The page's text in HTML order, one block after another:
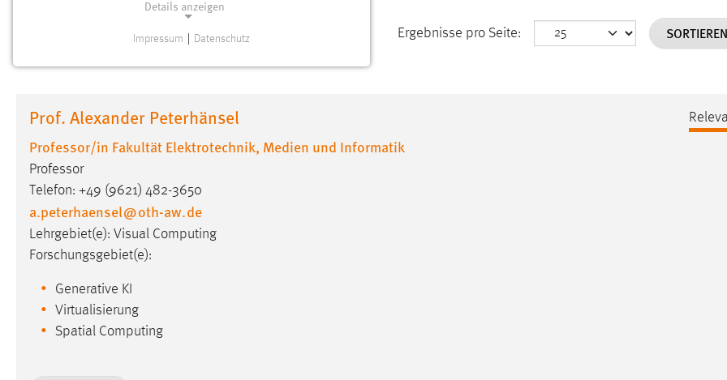
Ergebnisse pro Seite:
Prof. Alexander Peterhänsel
Professor/in Fakultät Elektrotechnik, Medien und Informatik
Professor
Telefon: +49 (9621) 482-3650
a.peterhaensel@oth-aw.de
Lehrgebiet(e): Visual Computing
Forschungsgebiet(e):
Generative KI
Virtualisierung
Spatial Computing
Details anzeigen
Website erforderlich.
Einverständnis
Name: cookie_consent
Zweck:
Dieser Cookie speichert die
ausgewählten Einverständnis-Optionen
des Benutzers
Cookie Laufzeit:
Performance
Impressum Datenschutz